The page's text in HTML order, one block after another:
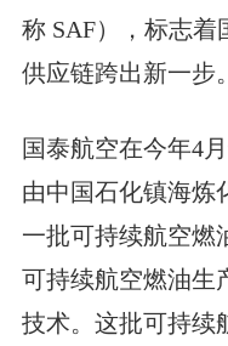
称 SAF），标志
供应链跨出新一步。
国泰航空在今年4
由中国石化镇海炼
一批可持续航空燃
可持续航空燃油生
技术。这批可持续